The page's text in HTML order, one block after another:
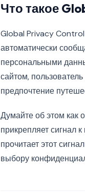
Что такое
Global Privacy Control
автоматически
персональными
сайтом,
предпочтение
Думайте об этом как
прикрепляет сигнал
прочитает этот
выбору